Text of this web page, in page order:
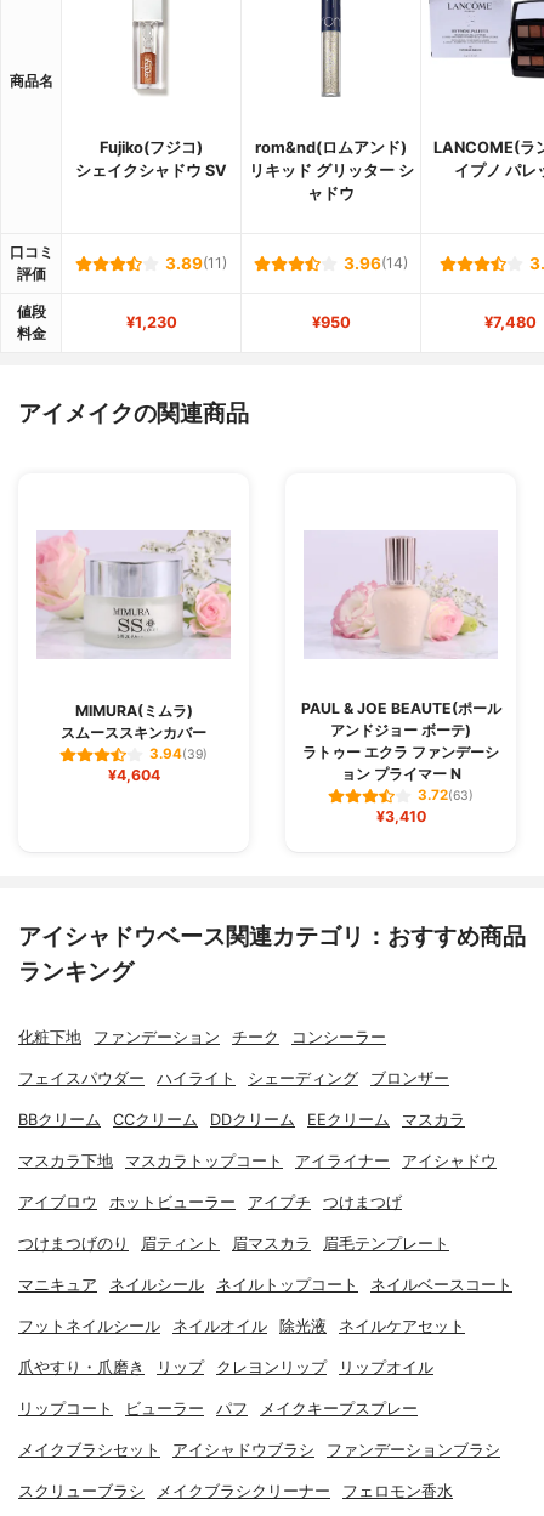
商品名
Fujiko(フジコ)
シェイクシャドウ SV
rom&nd(ロムアンド)
リキッド グリッター シ
ャドウ
LANCOME(ラ
イプノ パレ
口コミ
評価
3.89(11) 3.96(14)
値段
料金
¥1,230 ¥950 ¥7,480
アイメイクの関連商品
MIMURA(ミムラ)
スムーススキンカバー
3.94(39)
¥4,604
PAUL & JOE BEAUTE(ポール
アンドジョー ボーテ)
ラトゥー エクラ ファンデーシ
ョン プライマー N
3.72(63)
¥3,410
アイシャドウベース関連カテゴリ：おすすめ商品
ランキング
化粧下地 ファンデーション チーク コンシーラー
フェイスパウダー ハイライト シェーディング ブロンザー
BBクリーム CCクリーム DDクリーム EEクリーム マスカラ
マスカラ下地 マスカラトップコート アイライナー アイシャドウ
アイブロウ ホットビューラー アイプチ つけまつげ
つけまつげのり 眉ティント 眉マスカラ 眉毛テンプレート
マニキュア ネイルシール ネイルトップコート ネイルベースコート
フットネイルシール ネイルオイル 除光液 ネイルケアセット
爪やすり・爪磨き リップ クレヨンリップ リップオイル
リップコート ビューラー パフ メイクキープスプレー
メイクブラシセット アイシャドウブラシ ファンデーションブラシ
スクリューブラシ メイクブラシクリーナー フェロモン香水